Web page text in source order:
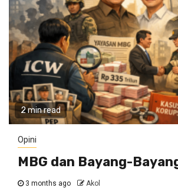
2 min read
Opini
MBG dan Bayang-
3 months ago Akol